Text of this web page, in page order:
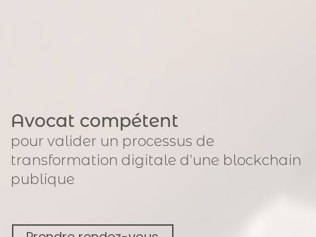
Avocat compétent
pour valider un processus de
transformation digitale d'une blockchain
publique